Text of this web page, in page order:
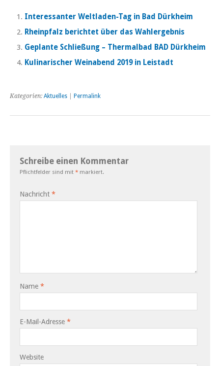
Interessanter Weltladen-Tag in Bad Dürkheim
Rheinpfalz berichtet über das Wahlergebnis
Geplante Schließung – Thermalbad BAD Dürkheim
Kulinarischer Weinabend 2019 in Leistadt
Kategorien: Aktuelles Permalink
Schreibe einen Kommentar
Pflichtfelder sind mit * markiert.
Nachricht *
Name *
E-Mail-Adresse *
Website